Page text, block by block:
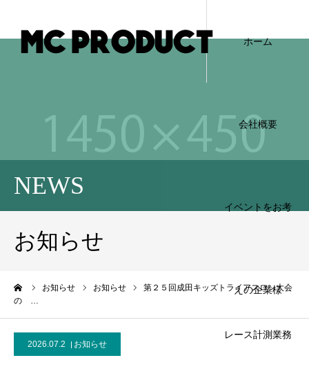
ホーム
会社概要
イベントをお考
えの企業様
レース計測業務
NEWS
お知らせ
お知らせ お知らせ
第２５回成田キッズトライアスロン大会
の …
2026.07.2 お知らせ